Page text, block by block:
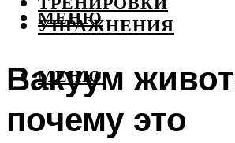
УПРАЖНЕНИЯ
МЕНЮ
МЕНЮ
Вакуум
почему это